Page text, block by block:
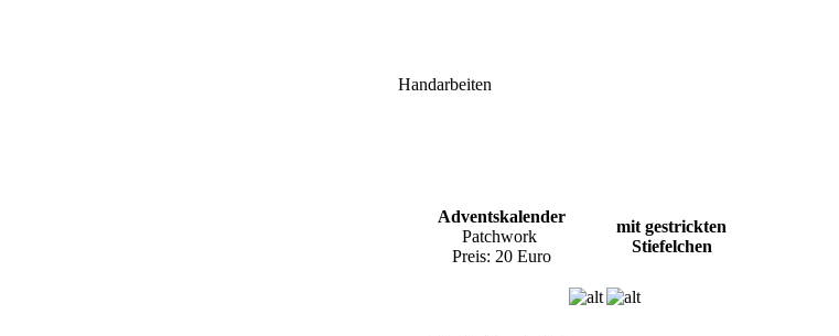
Handarbeiten
Adventskalender
Patchwork
Preis: 20 Euro
mit gestrickten
Stiefelchen